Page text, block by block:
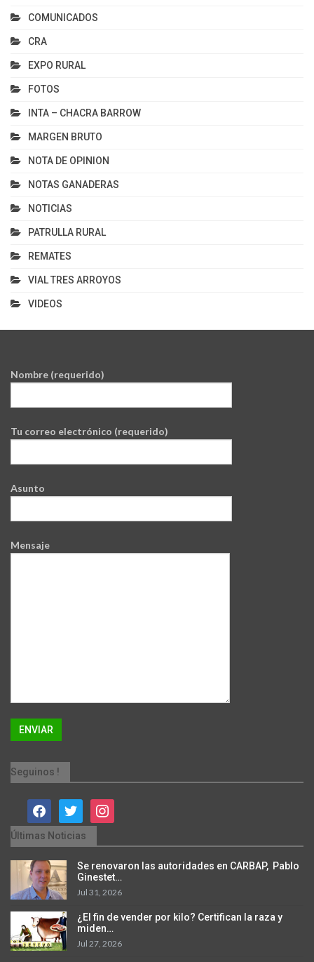
COMUNICADOS
CRA
EXPO RURAL
FOTOS
INTA – CHACRA BARROW
MARGEN BRUTO
NOTA DE OPINION
NOTAS GANADERAS
NOTICIAS
PATRULLA RURAL
REMATES
VIAL TRES ARROYOS
VIDEOS
Nombre (requerido)
Tu correo electrónico (requerido)
Asunto
Mensaje
Seguinos !
facebooktwitter instagram
Últimas Noticias
Se renovaron las autoridades en CARBAP, Pablo
Ginestet…
Jul 31, 2026
¿El fin de vender por kilo? Certifican la raza y
miden…
Jul 27, 2026